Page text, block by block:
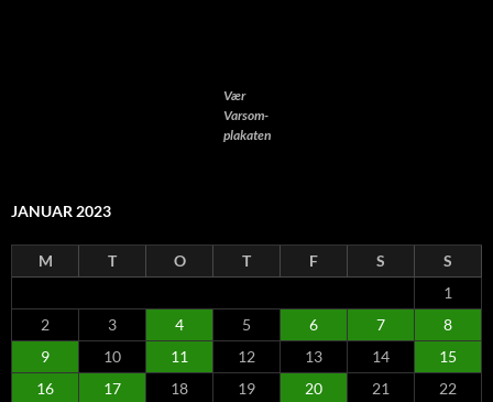
Vær
Varsom-
plakaten
JANUAR 2023
M T O T F S
S
1
2
3 4 5 6 7
8
9
10 11 12 13 14
15
16
17 18 19 20 21
22